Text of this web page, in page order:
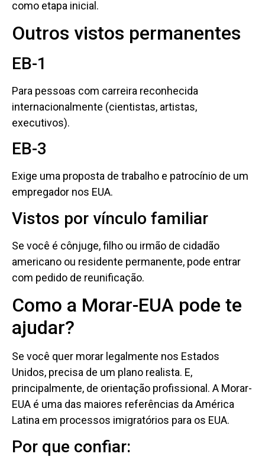
como etapa inicial.
Outros vistos permanentes
EB-1
Para pessoas com carreira reconhecida
internacionalmente (cientistas, artistas,
executivos).
EB-3
Exige uma proposta de trabalho e patrocínio de um
empregador nos EUA.
Vistos por vínculo familiar
Se você é cônjuge, filho ou irmão de cidadão
americano ou residente permanente, pode entrar
com pedido de reunificação.
Como a Morar-EUA pode te
ajudar?
Se você quer morar legalmente nos Estados
Unidos, precisa de um plano realista. E,
principalmente, de orientação profissional. A Morar-
EUA é uma das maiores referências da América
Latina em processos imigratórios para os EUA.
Por que confiar: